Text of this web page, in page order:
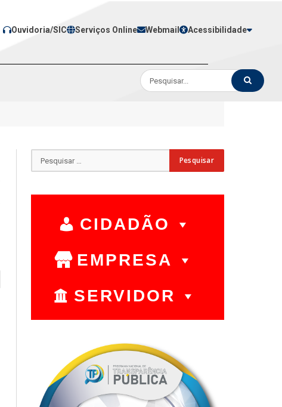
Ouvidoria/SIC Serviços Online Webmail Acessibilidade
CIDADÃO
EMPRESA
SERVIDOR